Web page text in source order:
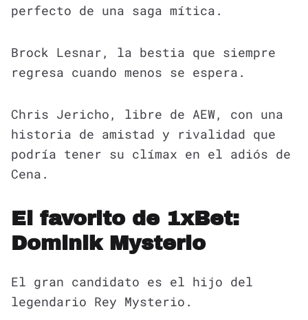
perfecto de una saga mítica.
Brock Lesnar, la bestia que siempre
regresa cuando menos se espera.
Chris Jericho, libre de AEW, con una
historia de amistad y rivalidad que
podría tener su clímax en el adiós de
Cena.
El favorito de 1xBet:
Dominik Mysterio
El gran candidato es el hijo del
legendario Rey Mysterio.